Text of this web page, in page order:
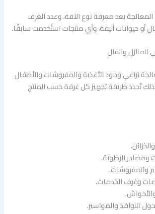
بعد معرفة نوع الآفة، وعدد الغرف
أو حيوانات أليفة، وأي منتجات استُخدمت سابقًا.
والفلل
تراعي وجود الأغذية والمفروشات والأطفال
لذلك تُحدد طريقة تجهيز كل غرفة حسب المنتج
ومصادر الرطوبة.
والمفروشات.
وغرف الخدمات.
النوافذ والمواسير.